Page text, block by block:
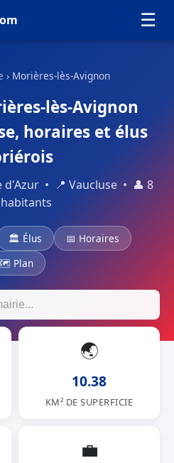
☰
› Morières-lès-Avignon
lès-Avignon
horaires et élus
d'Azur • 📍 Vaucluse • 👤 8
🏛 Élus
📅 Horaires
Plan
🌏
10.38
KM² DE SUPERFICIE
💼